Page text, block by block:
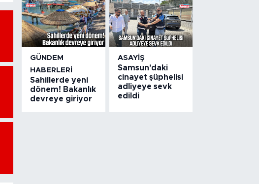
GÜNDEM
HABERLERI
Sahillerde yeni
dönem! Bakanlık
devreye giriyor
ASAYIŞ
Samsun'daki
cinayet şüphelisi
adliyeye sevk
edildi